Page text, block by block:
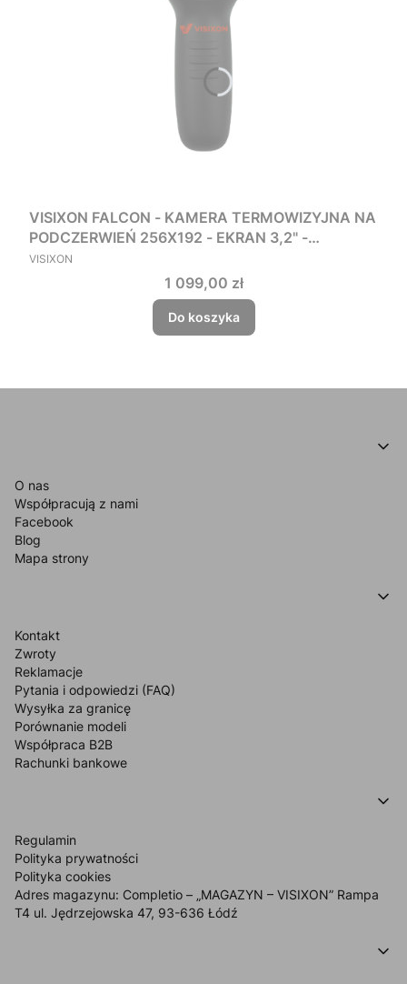
VISIXON FALCON - KAMERA TERMOWIZYJNA NA
PODCZERWIEŃ 256X192 - EKRAN 3,2" -
WODOODPORNA IP54 -20°C do +550°C
PRODUCENT
VISIXON
Cena
1 099,00 zł
Do koszyka
O nas
Współpracują z nami
Facebook
Blog
Mapa strony
Kontakt
Zwroty
Reklamacje
Pytania i odpowiedzi (FAQ)
Wysyłka za granicę
Porównanie modeli
Współpraca B2B
Rachunki bankowe
Regulamin
Polityka prywatności
Polityka cookies
Adres magazynu: Completio – „MAGAZYN – VISIXON” Rampa
T4 ul. Jędrzejowska 47, 93-636 Łódź